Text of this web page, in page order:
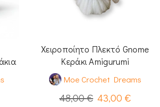
Χειροποίητο Πλεκτό Gnome
Κεράκι Amigurumi
Moe Crochet Dreams
48,00€ 43,00 €